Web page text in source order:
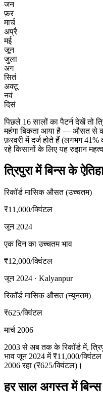
जन
फ़र
मार्च
अप्रै
मई
जून
जुला
अग
सितं
अक्टू
नवं
दिसं
पिछले 16 सालों का पैटर्न देखें तो
महंगा बिकता आया है — औसत से
फ़रवरी में दर्ज होते हैं (लगभग
रहे किसानों के लिए यह रुझान
त्रिपुरा में बिन्स के
रिकॉर्ड मासिक औसत (उच्चतम)
₹11,000/क्विंटल
जून 2024
एक दिन का उच्चतम भाव
₹12,000/क्विंटल
जून 2024 · Kalyanpur
रिकॉर्ड मासिक औसत (न्यूनतम)
₹625/क्विंटल
मार्च 2006
2003 से अब तक के रिकॉर्ड में,
भाव जून 2024 में ₹11,000/
2006 रहा (₹625/क्विंटल)।
हर साल अगस्त में बिन्स